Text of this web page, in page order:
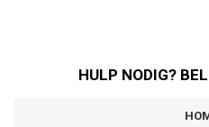
HULP NODIG? BEL